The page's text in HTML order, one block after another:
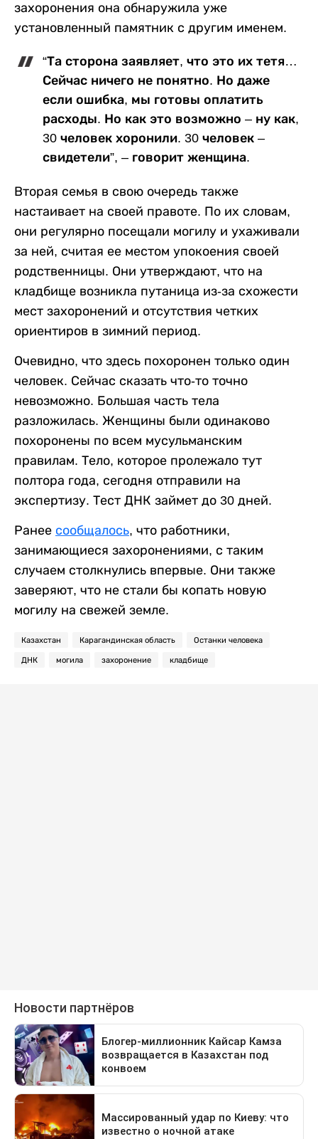
захоронения она обнаружила уже
установленный памятник с другим именем.
“Та сторона заявляет, что это их тетя…
Сейчас ничего не понятно. Но даже
если ошибка, мы готовы оплатить
расходы. Но как это возможно – ну как,
30 человек хоронили. 30 человек –
свидетели”, – говорит женщина.
Вторая семья в свою очередь также
настаивает на своей правоте. По их словам,
они регулярно посещали могилу и ухаживали
за ней, считая ее местом упокоения своей
родственницы. Они утверждают, что на
кладбище возникла путаница из-за схожести
мест захоронений и отсутствия четких
ориентиров в зимний период.
Очевидно, что здесь похоронен только один
человек. Сейчас сказать что-то точно
невозможно. Большая часть тела
разложилась. Женщины были одинаково
похоронены по всем мусульманским
правилам. Тело, которое пролежало тут
полтора года, сегодня отправили на
экспертизу. Тест ДНК займет до 30 дней.
Ранее сообщалось, что работники,
занимающиеся захоронениями, с таким
случаем столкнулись впервые. Они также
заверяют, что не стали бы копать новую
могилу на свежей земле.
Казахстан Карагандинская область Останки человека
ДНК могила захоронение кладбище